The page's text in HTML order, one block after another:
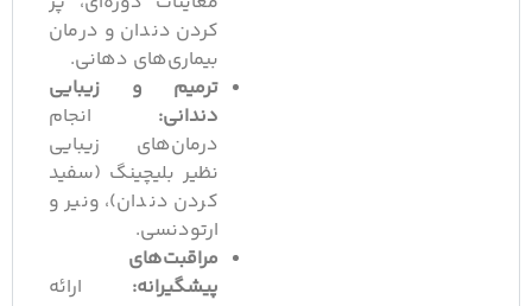
کردن دندان و درمان
بیماری‌های دهانی.
ترمیم و زیبایی
دندانی:انجام
درمان‌های زیبایی
نظیر بلیچینگ (سفید
کردن دندان)، ونیر و
ارتودنسی.
مراقبت‌های
پیشگیرانه:ارائه